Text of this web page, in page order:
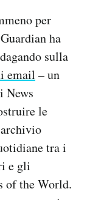
per
ha
sulla
email – un
News
le
tra i
e gli
of the World.